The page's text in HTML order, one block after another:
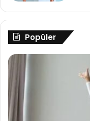
Popüler